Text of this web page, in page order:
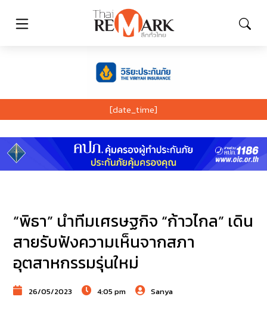
[date_time]
“พิธา” นำทีมเศรษฐกิจ “ก้าวไกล” เดิน
สายรับฟังความเห็นจากสภา
อุตสาหกรรมรุ่นใหม่
26/05/2023 4:05 pm Sanya